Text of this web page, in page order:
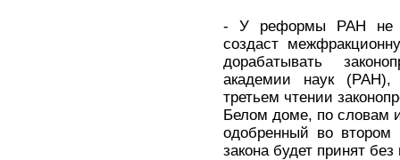
- У реформы РАН не
создаст
дорабатывать
академии наук
третьем чтении
Белом доме, по словам
одобренный во втором
закона будет принят